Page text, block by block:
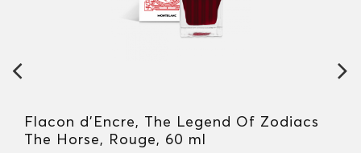
Flacon d'Encre, The Legend Of Zodiacs
The Horse, Rouge, 60 ml